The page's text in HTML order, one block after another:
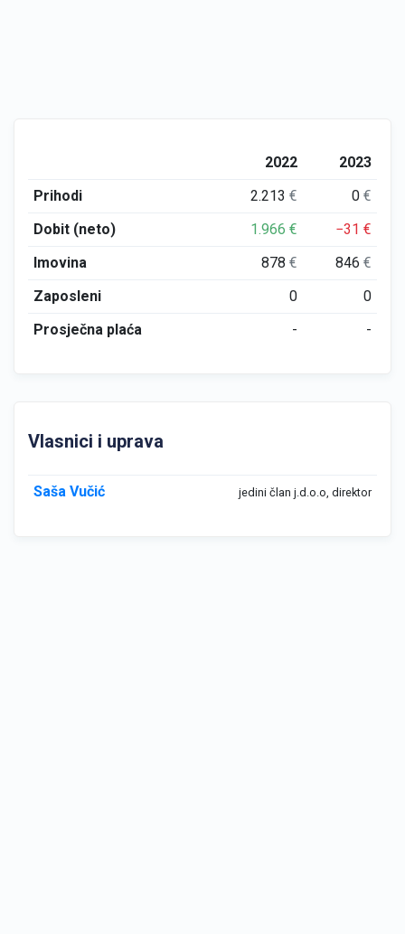
2022
2023
Prihodi
2.213€ 0€
Dobit (neto)
1.966€ −31€
Imovina
878€ 846€
Zaposleni
0
0
Prosječna plaća
- -
Vlasnici i uprava
Saša Vučić jedini član j.d.o.o, direktor